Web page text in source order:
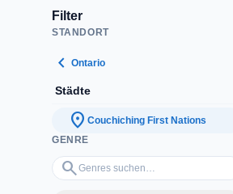
Filter
STANDORT
chevron_left Ontario
Städte
location_on Couchiching First Nations
GENRE
search
Genres suchen…